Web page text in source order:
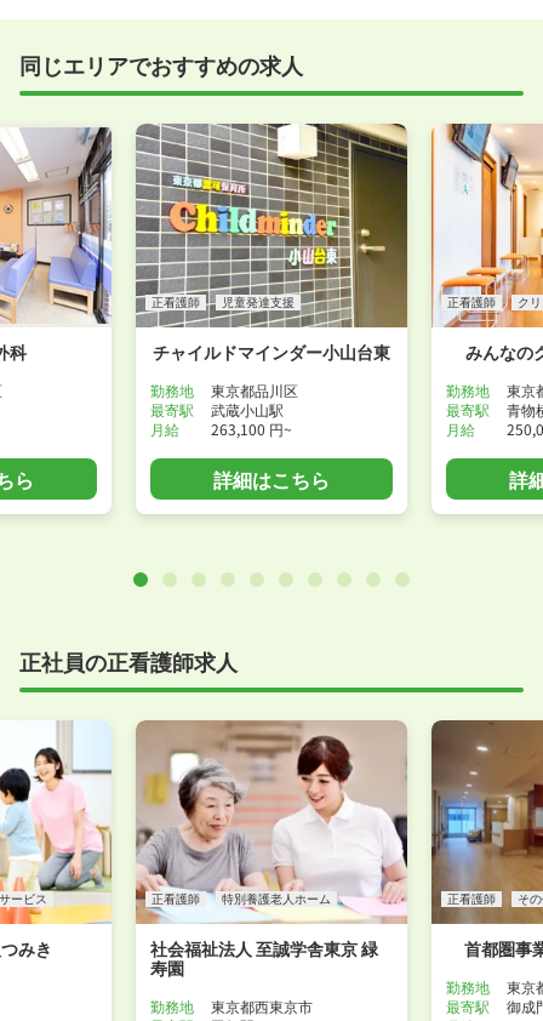
すめしていますが、企業様によってはWEB面接を導入
事前に確認することは可能ですので、お気軽にお申し
付けください！
同じエリアでおすすめの求人
科
ら
正看護師 児童発達支援
チャイルドマインダー小山台東
勤務地
東京都品川区
最寄駅
武蔵小山駅
月給
263,100 円~
詳細はこちら
正看護師 ク
みんなの
勤務地
東京
最寄駅
青物
月給
詳
正社員の正看護師求人
ービス
みき
正看護師 特別養護老人ホーム
社会福祉法人 至誠学舎東京 緑
寿園
勤務地
東京都西東京市
正看護師 そ
首都圏事
勤務地
東京
最寄駅
御成